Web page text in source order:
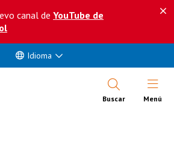
canal de YouTube de
Idioma
Buscar Abrir
Menú